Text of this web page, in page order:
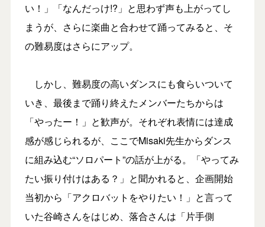
い！」「なんだっけ!?」と思わず声も上がってし
まうが、さらに楽曲と合わせて踊ってみると、そ
の難易度はさらにアップ。
しかし、難易度の高いダンスにも食らいついて
いき、最後まで踊り終えたメンバーたちからは
「やったー！」と歓声が。それぞれ表情には達成
感が感じられるが、ここでMisaki先生からダンス
に組み込む“ソロパート”の話が上がる。「やってみ
たい振り付けはある？」と聞かれると、企画開始
当初から「アクロバットをやりたい！」と言って
いた谷崎さんをはじめ、落合さんは「片手側